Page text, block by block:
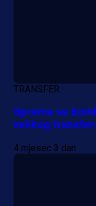
Više vijesti
TRANSFER
Sprema se
velikog
4 mjesec 3 dan